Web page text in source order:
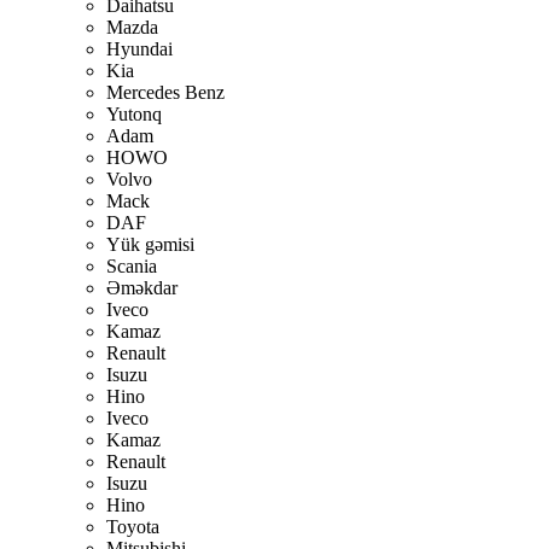
Daihatsu
Mazda
Hyundai
Kia
Mercedes Benz
Yutonq
Adam
HOWO
Volvo
Mack
DAF
Yük gəmisi
Scania
Əməkdar
Iveco
Kamaz
Renault
Isuzu
Hino
Iveco
Kamaz
Renault
Isuzu
Hino
Toyota